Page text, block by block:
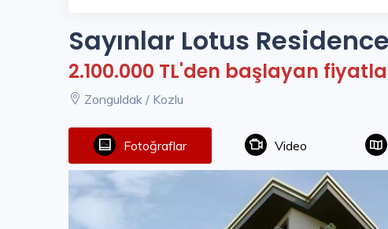
Sayınlar Lotus Residence
2.100.000 TL'den başlayan
Zonguldak / Kozlu
Fotoğraflar Video